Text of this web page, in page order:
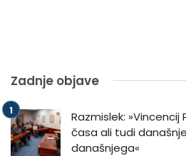
Zadnje objave
Razmislek: »Vincencij
časa ali tudi
današnjega«